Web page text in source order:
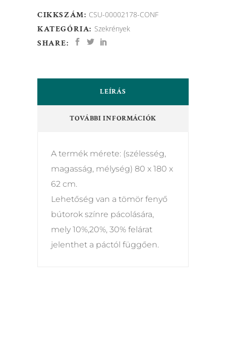
CIKKSZÁM: CSU-00002178-CONF
KATEGÓRIA: Szekrények
SHARE:
LEÍRÁS
TOVÁBBI INFORMÁCIÓK
A termék mérete: (szélesség,
magasság, mélység) 80 x 180 x
62 cm.
Lehetőség van a tömör fenyő
bútorok színre pácolására,
mely 10%,20%, 30% felárat
jelenthet a páctól függően.